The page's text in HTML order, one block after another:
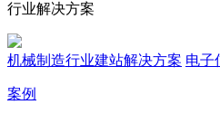
行业解决方案
机械制造行业建站解决方案 电子
案例